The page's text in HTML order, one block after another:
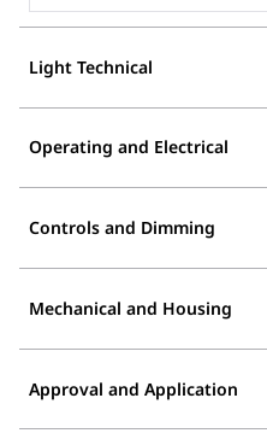
Light Technical
Operating and Electrical
Controls and Dimming
Mechanical and Housing
Approval and Application